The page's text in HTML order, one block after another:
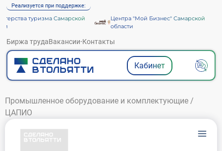
Реализуется при поддержке:
туризма Самарской
Центра "Мой Бизнес" Самарской
области
Биржа трудаВакансии·Контакты
Кабинет
Промышленное оборудование и комплектующие /
ЦАПИО